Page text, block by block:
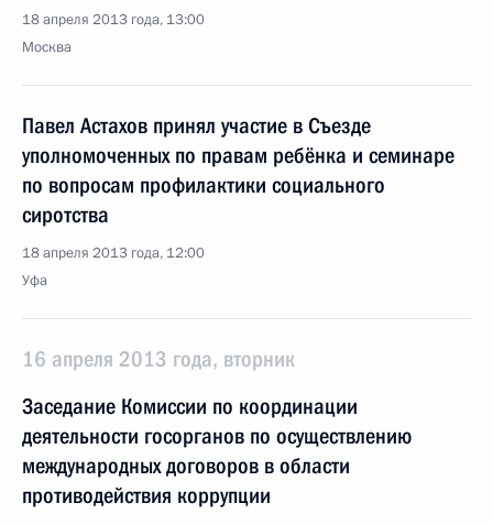
18 апреля 2013 года, 13:00
Москва
Павел Астахов принял участие в Съезде
уполномоченных по правам ребёнка и семинаре
по вопросам профилактики социального
сиротства
18 апреля 2013 года, 12:00
Уфа
16 апреля 2013 года, вторник
Заседание Комиссии по координации
деятельности госорганов по осуществлению
международных договоров в области
противодействия коррупции